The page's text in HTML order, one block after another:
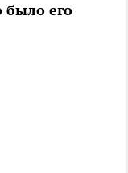
было его